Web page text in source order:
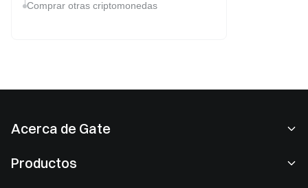
Comprar otras criptomonedas
Acerca de Gate
Productos